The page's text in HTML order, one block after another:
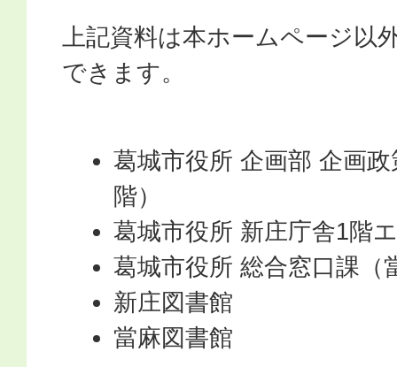
上記資料は本ホームページ以
できます。
葛城市役所 企画部 企画
階）
葛城市役所 新庄庁舎1階
葛城市役所 総合窓口課（
新庄図書館
當麻図書館